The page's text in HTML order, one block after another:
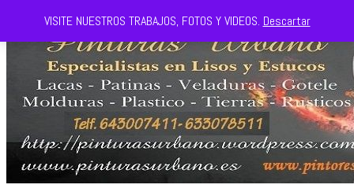
VISITE NUESTROS TRABAJOS, FOTOS Y VIDEOS. Descartar